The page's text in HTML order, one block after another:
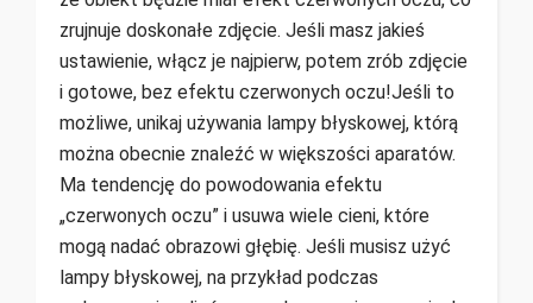
zrujnuje doskonałe zdjęcie. Jeśli masz jakieś
ustawienie, włącz je najpierw, potem zrób zdjęcie
i gotowe, bez efektu czerwonych oczu!Jeśli to
możliwe, unikaj używania lampy błyskowej, którą
można obecnie znaleźć w większości aparatów.
Ma tendencję do powodowania efektu
„czerwonych oczu” i usuwa wiele cieni, które
mogą nadać obrazowi głębię. Jeśli musisz użyć
lampy błyskowej, na przykład podczas